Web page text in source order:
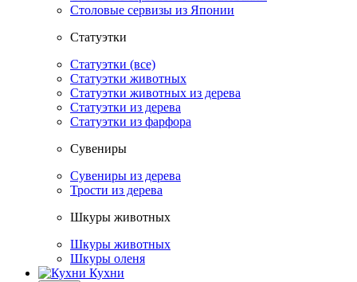
Столовые сервизы из Японии
Статуэтки
Статуэтки (все)
Статуэтки животных
Статуэтки животных из дерева
Статуэтки из дерева
Статуэтки из фарфора
Сувениры
Сувениры из дерева
Трости из дерева
Шкуры животных
Шкуры животных
Шкуры оленя
Кухни